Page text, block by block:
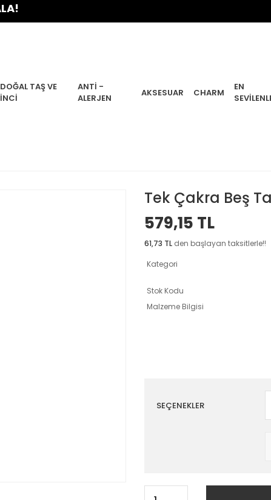
DOĞAL TAŞ VE
İNCI
ANTI -
ALERJEN
AKSESUAR CHARM
EN
Tek Çakra Beş
579,15 TL
61,73 TL den başlayan taksitlerle!!
Kategori
Stok Kodu
Malzeme Bilgisi
SEÇENEKLER